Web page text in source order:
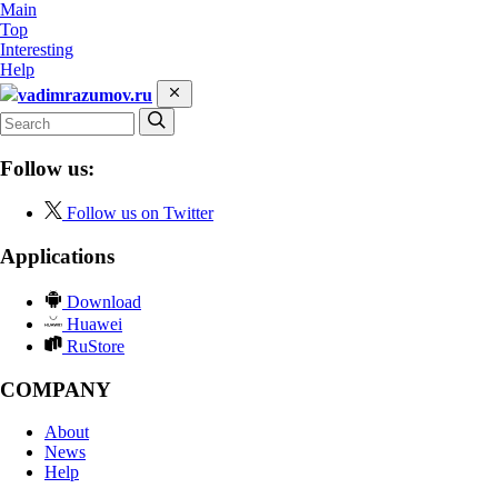
Main
Top
Interesting
Help
vadimrazumov.ru
Follow us:
Follow us on Twitter
Applications
Download
Huawei
RuStore
COMPANY
About
News
Help